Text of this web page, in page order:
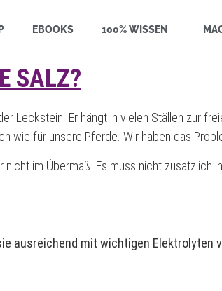
EBOOKS 100% WISSEN
SALZ?
Leckstein. Er hängt in vielen Ställen zur
wie für unsere Pferde. Wir haben das
im Übermaß. Es muss nicht
ausreichend mit wichtigen Elektrolyten